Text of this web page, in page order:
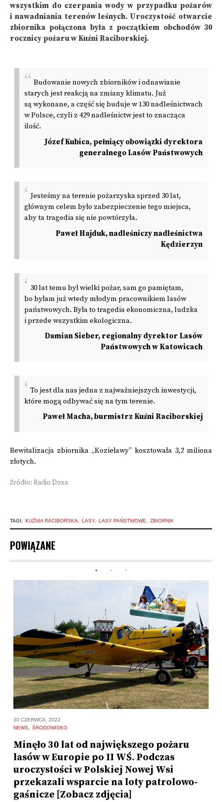
wszystkim do czerpania wody w przypadku pożarów
i nawadniania terenów leśnych. Uroczystość otwarcie
zbiornika połączona była z początkiem obchodów 30
rocznicy pożaru w Kuźni Raciborskiej.
Budowanie nowych zbiorników i odnawianie
starych jest reakcją na zmiany klimatu. Już
są wykonane, a część się buduje w 130 nadleśnictwach
w Polsce, czyli z 429 nadleśnictw jest to znacząca
ilość.
Józef Kubica, pełniący obowiązki dyrektora
generalnego Lasów Państwowych
Jesteśmy na terenie pożarzyska sprzed 30 lat,
głównym celem było zabezpieczenie tego miejsca,
aby ta tragedia się nie powtórzyła.
Paweł Hajduk, nadleśniczy nadleśnictwa
Kędzierzyn
30 lat temu był wielki pożar, sam go pamiętam,
bo byłam już wtedy młodym pracownikiem lasów
państwowych. Była to tragedia ekonomiczna, ludzka
i przede wszystkim ekologiczna.
Damian Sieber, regionalny dyrektor Lasów
Państwowych w Katowicach
To jest dla nas jedna z najważniejszych inwestycji,
które mogą odbywać się na tym terenie.
Paweł Macha, burmistrz Kuźni Raciborskiej
Rewitalizacja zbiornika „Kozieławy” kosztowała 3,2 miliona
złotych.
Źródło: Radio Doxa
TAGI: KUŹNIA RACIBORSKA LASY LASY PAŃSTWOWE ZBIORNIK
POWIĄZANE
30 CZERWCA, 2022
NEWS
ŚRODOWISKO
Minęło 30 lat od największego pożaru
lasów w Europie po II WŚ. Podczas
uroczystości w Polskiej Nowej Wsi
przekazali wsparcie na loty patrolowo-
gaśnicze [Zobacz zdjęcia]